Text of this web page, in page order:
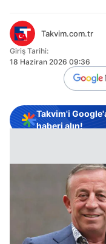
Takvim.com.tr
Giriş Tarihi:
18 Haziran 2026 09:36
Takvim'i
haberi alın!